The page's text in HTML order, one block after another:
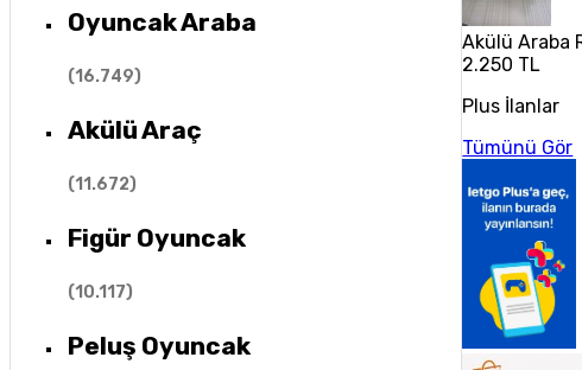
Oyuncak Araba
(16.749)
Akülü Araç
(11.672)
Figür Oyuncak
(10.117)
Peluş Oyuncak
Akülü Araba
2.250 TL
Plus İlanlar
Tümünü Gör